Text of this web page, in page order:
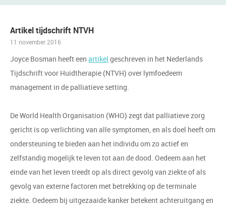
Artikel tijdschrift NTVH
11 november 2016
Joyce Bosman heeft een artikel geschreven in het Nederlands
Tijdschrift voor Huidtherapie (NTVH) over lymfoedeem
management in de palliatieve setting.
De World Health Organisation (WHO) zegt dat palliatieve zorg
gericht is op verlichting van alle symptomen, en als doel heeft om
ondersteuning te bieden aan het individu om zo actief en
zelfstandig mogelijk te leven tot aan de dood. Oedeem aan het
einde van het leven treedt op als direct gevolg van ziekte of als
gevolg van externe factoren met betrekking op de terminale
ziekte. Oedeem bij uitgezaaide kanker betekent achteruitgang en